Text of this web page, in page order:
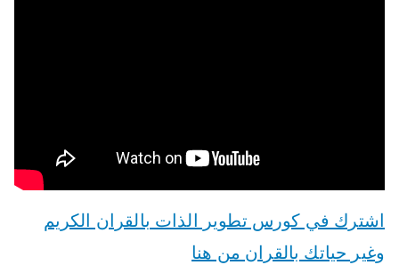
اشترك في كورس تطوير الذات بالقران الكريم
وغير حياتك بالقران من هنا